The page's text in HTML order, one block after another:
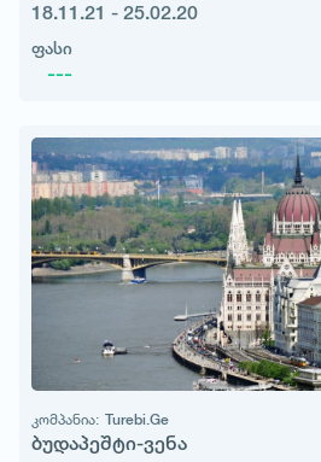
18.11.21 - 25.02.20
ფასი
---
კომპანია: Turebi.Ge
ბუდაპეშტი-ვენა